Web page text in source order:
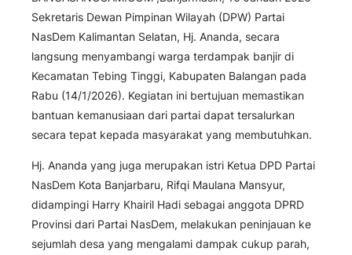
Sekretaris Dewan Pimpinan Wilayah (DPW) Partai
NasDem Kalimantan Selatan, Hj. Ananda, secara
langsung menyambangi warga terdampak banjir di
Kecamatan Tebing Tinggi, Kabupaten Balangan pada
Rabu (14/1/2026). Kegiatan ini bertujuan memastikan
bantuan kemanusiaan dari partai dapat tersalurkan
secara tepat kepada masyarakat yang membutuhkan.
Hj. Ananda yang juga merupakan istri Ketua DPD Partai
NasDem Kota Banjarbaru, Rifqi Maulana Mansyur,
didampingi Harry Khairil Hadi sebagai anggota DPRD
Provinsi dari Partai NasDem, melakukan peninjauan ke
sejumlah desa yang mengalami dampak cukup parah,